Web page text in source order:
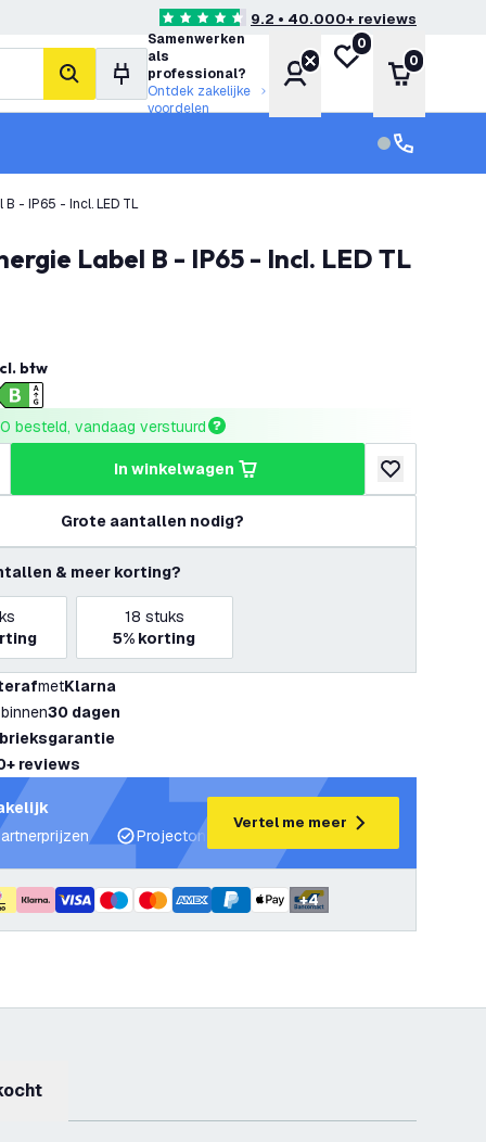
4.6 score sterren9.2 • 40.000+ reviews
zoeken
Samenwerken
als
professional?
Ontdek zakelijke
voordelen
Account
Mijn verlanglijst
0
0
Label B - IP65 - Incl. LED TL
Label B - IP65 - Incl. LED TL
btw
besteld, vandaag verstuurd
hoeveelheidin winkelwagen
toevoegen
Grote aantallen nodig?
& meer korting?
18 stuks
5% korting
metKlarna
30 dagen
reviews
Projectondersteuning en lichtplannen
Vertel me meer
+4